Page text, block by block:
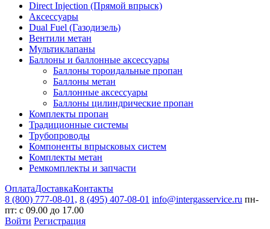
Direct Injection (Прямой впрыск)
Аксессуары
Dual Fuel (Газодизель)
Вентили метан
Мультиклапаны
Баллоны и баллонные аксессуары
Баллоны тороидальные пропан
Баллоны метан
Баллонные аксессуары
Баллоны цилиндрические пропан
Комплекты пропан
Традиционные системы
Трубопроводы
Компоненты впрысковых систем
Комплекты метан
Ремкомплекты и запчасти
ОплатаДоставкаКонтакты
8 (800) 777-08-01, 8 (495) 407-08-01 info@intergasservice.ru пн-
пт: с 09.00 до 17.00
Войти Регистрация